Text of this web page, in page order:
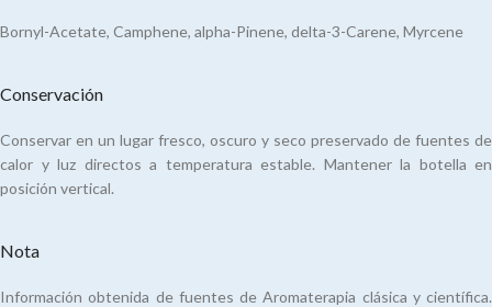
Bornyl-Acetate, Camphene, alpha-Pinene, delta-3-Carene, Myrcene
Conservación
Conservar en un lugar fresco, oscuro y seco preservado de fuentes de
calor y luz directos a temperatura estable. Mantener la botella en
posición vertical.
Nota
Información obtenida de fuentes de Aromaterapia clásica y científica.